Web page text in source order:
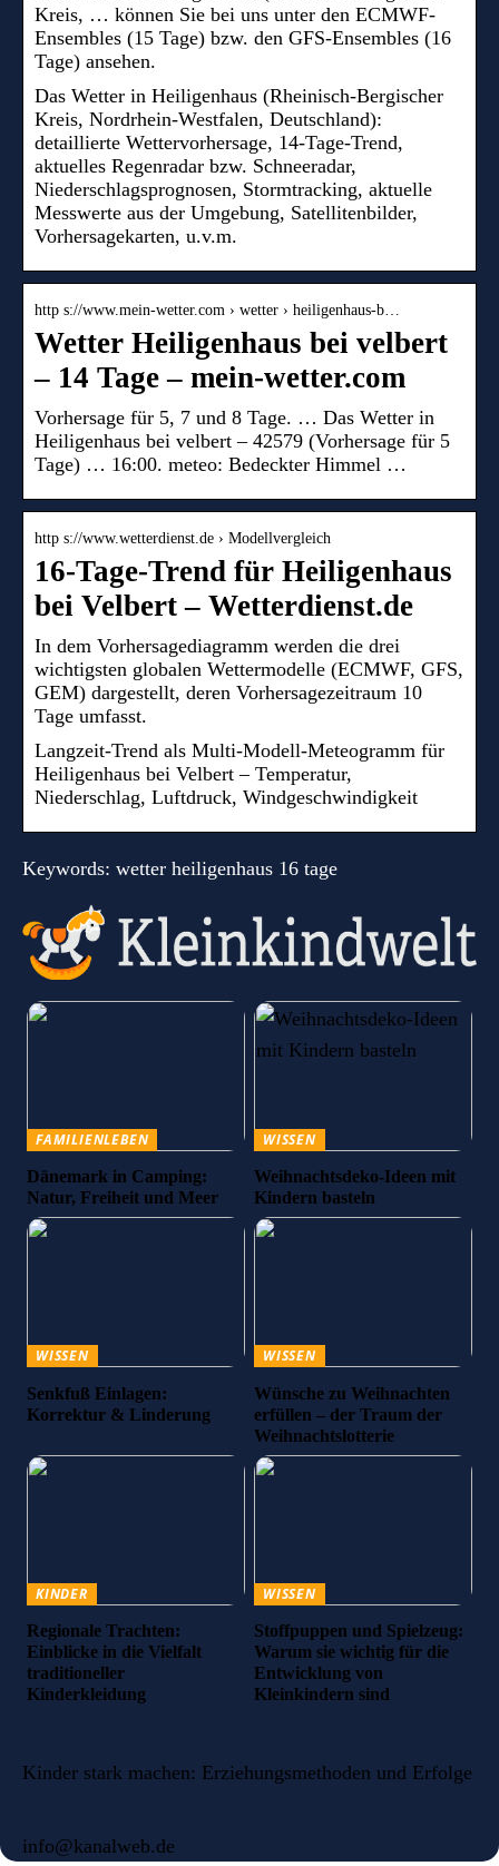
Kreis, … können Sie bei uns unter den ECMWF-
Ensembles (15 Tage) bzw. den GFS-Ensembles (16
Tage) ansehen.
Das Wetter in Heiligenhaus (Rheinisch-Bergischer
Kreis, Nordrhein-Westfalen, Deutschland):
detaillierte Wettervorhersage, 14-Tage-Trend,
aktuelles Regenradar bzw. Schneeradar,
Niederschlagsprognosen, Stormtracking, aktuelle
Messwerte aus der Umgebung, Satellitenbilder,
Vorhersagekarten, u.v.m.
http s://www.mein-wetter.com › wetter › heiligenhaus-b…
Wetter Heiligenhaus bei velbert
– 14 Tage – mein-wetter.com
Vorhersage für 5, 7 und 8 Tage. … Das Wetter in
Heiligenhaus bei velbert – 42579 (Vorhersage für 5
Tage) … 16:00. meteo: Bedeckter Himmel …
http s://www.wetterdienst.de › Modellvergleich
16-Tage-Trend für Heiligenhaus
bei Velbert – Wetterdienst.de
In dem Vorhersagediagramm werden die drei
wichtigsten globalen Wettermodelle (ECMWF, GFS,
GEM) dargestellt, deren Vorhersagezeitraum 10
Tage umfasst.
Langzeit-Trend als Multi-Modell-Meteogramm für
Heiligenhaus bei Velbert – Temperatur,
Niederschlag, Luftdruck, Windgeschwindigkeit
Keywords: wetter heiligenhaus 16 tage
FAMILIENLEBEN
Dänemark in Camping:
Natur, Freiheit und Meer
WISSEN
Weihnachtsdeko-Ideen mit
Kindern basteln
WISSEN
Senkfuß Einlagen:
Korrektur & Linderung
WISSEN
Wünsche zu Weihnachten
erfüllen – der Traum der
Weihnachtslotterie
KINDER
Regionale Trachten:
Einblicke in die Vielfalt
traditioneller
Kinderkleidung
WISSEN
Stoffpuppen und Spielzeug:
Warum sie wichtig für die
Entwicklung von
Kleinkindern sind
Kinder stark machen: Erziehungsmethoden und Erfolge
info@kanalweb.de